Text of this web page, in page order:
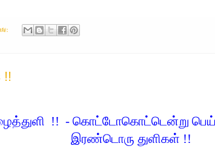
!!
!! - கொட்டோகொட்டென்று
இரண்டொரு துளிகள் !!